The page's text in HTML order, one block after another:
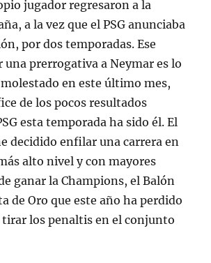
jugador regresaron a la
a la vez que el PSG anunciaba
por dos temporadas. Ese
una prerrogativa a Neymar es lo
en este último mes,
de los pocos resultados
esta temporada ha sido él. El
decidido enfilar una carrera en
alto nivel y con mayores
ganar la Champions, el Balón
de Oro que este año ha perdido
los penaltis en el conjunto